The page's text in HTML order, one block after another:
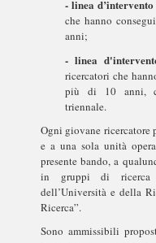
- linea
che hanno
anni;
- linea
ricercatori che
più di 10 anni,
triennale.
Ogni giovane ricercatore
e a una sola unità
presente bando, a
in gruppi di ricerca
dell’Università e della
Ricerca”.
Sono ammissibili